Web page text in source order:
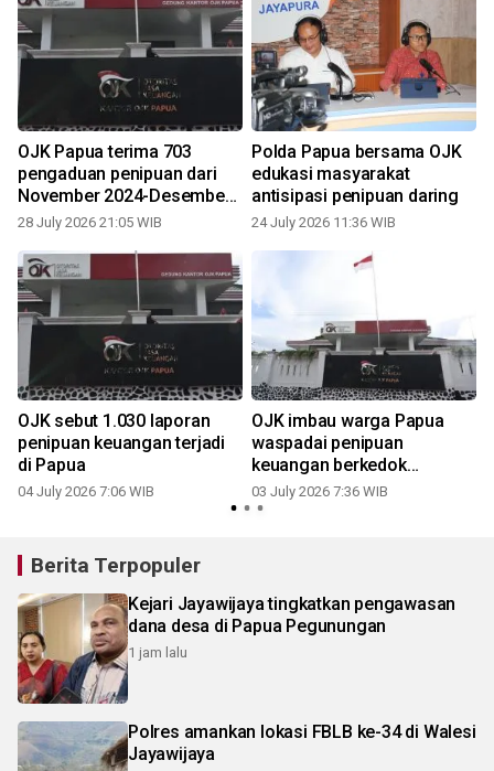
OJK Papua terima 703
pengaduan penipuan dari
November 2024-Desember
2025
28 July 2026 21:05 WIB
Polda Papua bersama OJK
edukasi masyarakat
antisipasi penipuan daring
24 July 2026 11:36 WIB
OJK sebut 1.030 laporan
penipuan keuangan terjadi
di Papua
04 July 2026 7:06 WIB
OJK imbau warga Papua
waspadai penipuan
keuangan berkedok
investasi
03 July 2026 7:36 WIB
Berita Terpopuler
Kejari Jayawijaya tingkatkan pengawasan
dana desa di Papua Pegunungan
1 jam lalu
Polres amankan lokasi FBLB ke-34 di Walesi
Jayawijaya